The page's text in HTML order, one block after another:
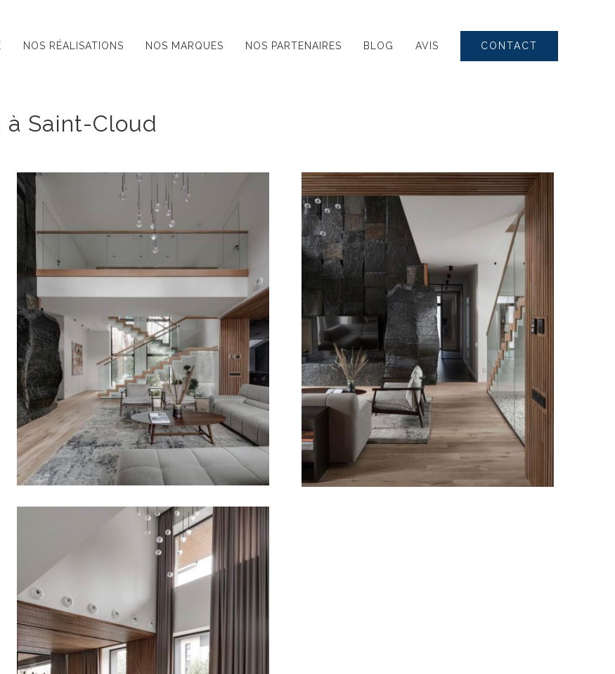
NOS RÉALISATIONS NOS MARQUES NOS PARTENAIRES BLOG AVIS CONTACT
à Saint-Cloud